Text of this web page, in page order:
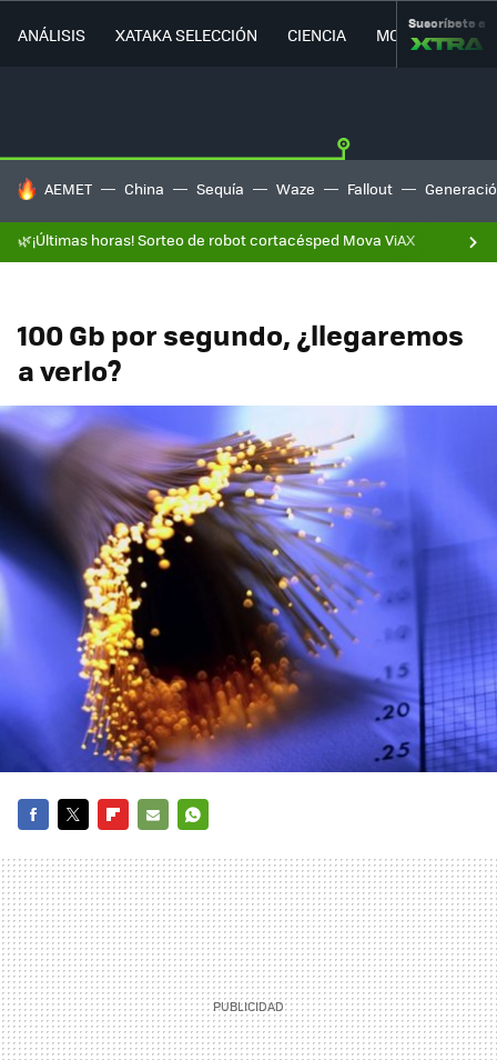
ANÁLISIS XATAKA SELECCIÓN CIENCIA MOVILIDAD
Suscríbete a
HOY SE HABLA DE
AEMET China Sequía Waze Fallout
🌿¡Últimas horas! Sorteo de robot cortacésped Mova ViAX
100 Gb por segundo, ¿llegaremos
a verlo?
MAIL